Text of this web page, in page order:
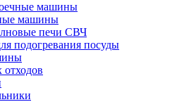
машины
машины
печи СВЧ
подогревания посуды